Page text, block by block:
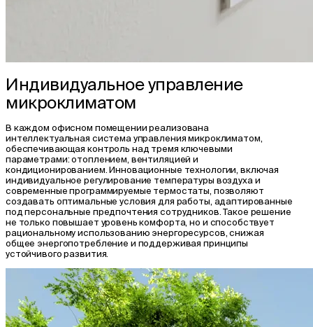
Индивидуальное управление
микроклиматом
В каждом офисном помещении реализована
интеллектуальная система управления микроклиматом,
обеспечивающая контроль над тремя ключевыми
параметрами: отоплением, вентиляцией и
кондиционированием. Инновационные технологии, включая
индивидуальное регулирование температуры воздуха и
современные программируемые термостаты, позволяют
создавать оптимальные условия для работы, адаптированные
под персональные предпочтения сотрудников. Такое решение
не только повышает уровень комфорта, но и способствует
рациональному использованию энергоресурсов, снижая
общее энергопотребление и поддерживая принципы
устойчивого развития.